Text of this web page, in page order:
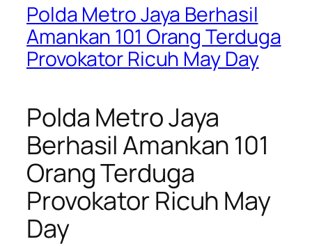
Polda Metro Jaya Berhasil
Amankan 101 Orang Terduga
Provokator Ricuh May Day
Polda Metro Jaya
Berhasil Amankan 101
Orang Terduga
Provokator Ricuh May
Day